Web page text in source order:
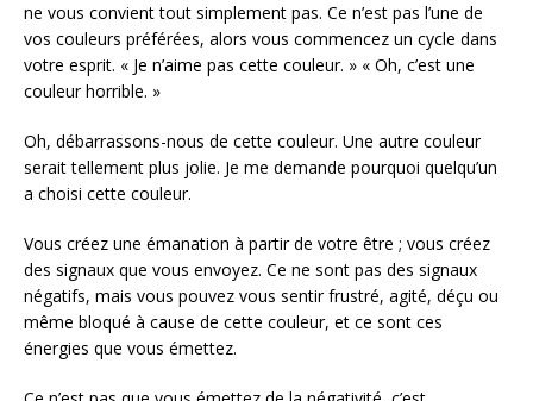
ne vous convient tout simplement pas. Ce n’est pas l’une de
vos couleurs préférées, alors vous commencez un cycle dans
votre esprit. « Je n’aime pas cette couleur. » « Oh, c’est une
couleur horrible. »
Oh, débarrassons-nous de cette couleur. Une autre couleur
serait tellement plus jolie. Je me demande pourquoi quelqu’un
a choisi cette couleur.
Vous créez une émanation à partir de votre être ; vous créez
des signaux que vous envoyez. Ce ne sont pas des signaux
négatifs, mais vous pouvez vous sentir frustré, agité, déçu ou
même bloqué à cause de cette couleur, et ce sont ces
énergies que vous émettez.